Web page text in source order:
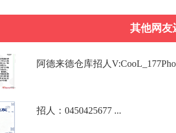
其他网友
阿德来德仓库招人
招人：0450425677 ...